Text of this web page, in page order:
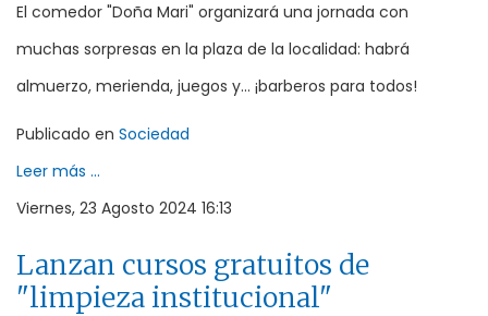
El comedor "Doña Mari" organizará una jornada con
muchas sorpresas en la plaza de la localidad: habrá
almuerzo, merienda, juegos y... ¡barberos para todos!
Publicado en Sociedad
Leer más ...
Viernes, 23 Agosto 2024 16:13
Lanzan cursos gratuitos de
"limpieza institucional"